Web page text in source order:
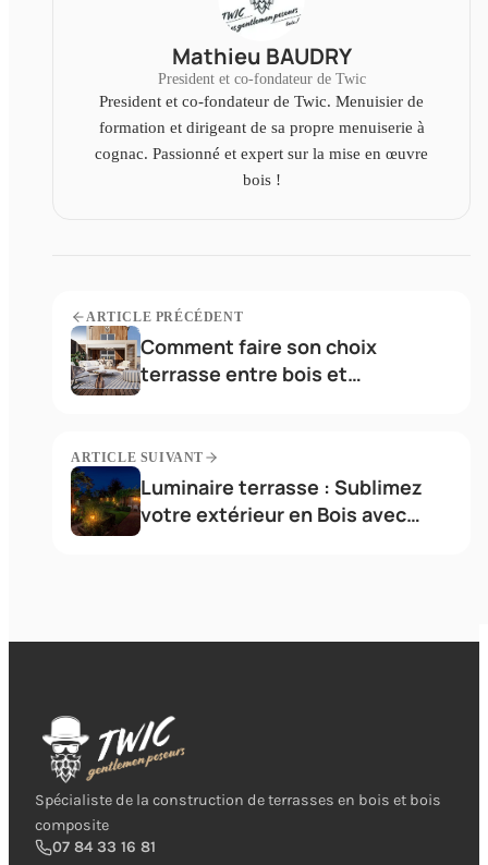
Mathieu BAUDRY
President et co-fondateur de Twic
President et co-fondateur de Twic. Menuisier de
formation et dirigeant de sa propre menuiserie à
cognac. Passionné et expert sur la mise en œuvre
bois !
ARTICLE PRÉCÉDENT
Comment faire son choix
terrasse entre bois et
ARTICLE SUIVANT
Luminaire terrasse : Sublimez
votre extérieur en Bois avec
Spécialiste de la construction de terrasses en bois et bois
composite
07 84 33 16 81